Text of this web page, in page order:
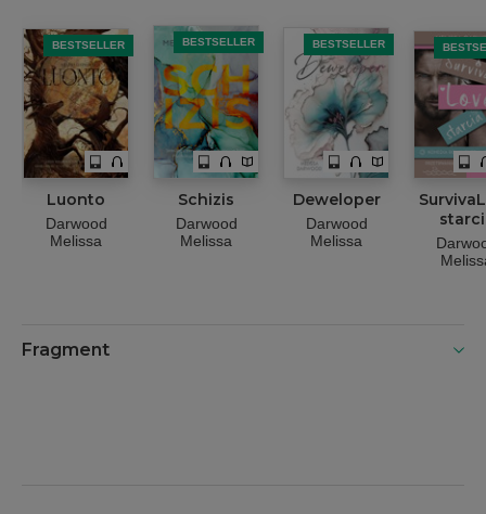
BESTSELLER
Luonto
Darwood
Melissa
BESTSELLER
Schizis
Darwood
Melissa
BESTSELLER
Deweloper
Darwood
Melissa
Fragment